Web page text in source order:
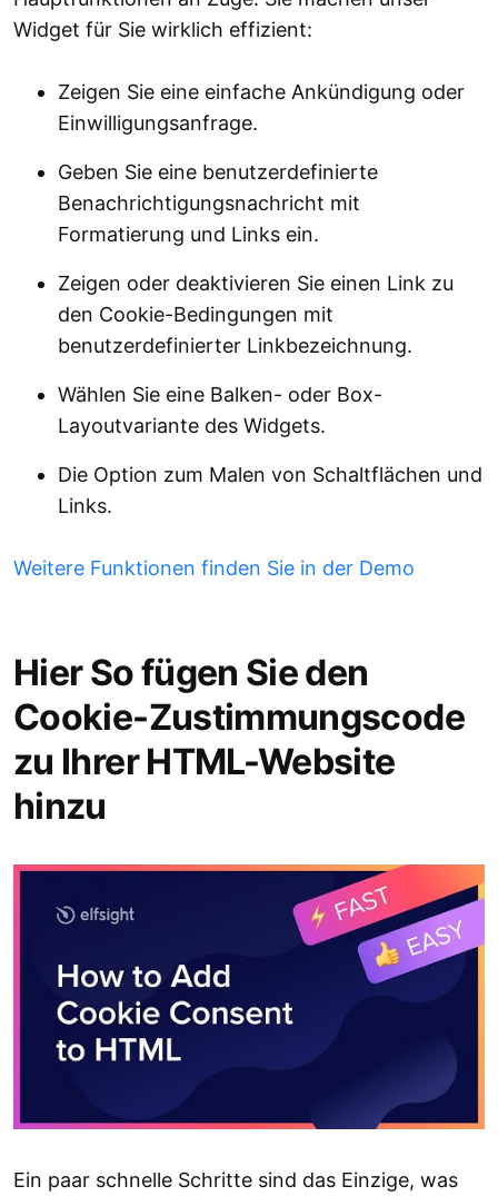
Widget für Sie wirklich effizient:
Zeigen Sie eine einfache Ankündigung oder
Einwilligungsanfrage.
Geben Sie eine benutzerdefinierte
Benachrichtigungsnachricht mit
Formatierung und Links ein.
Zeigen oder deaktivieren Sie einen Link zu
den Cookie-Bedingungen mit
benutzerdefinierter Linkbezeichnung.
Wählen Sie eine Balken- oder Box-
Layoutvariante des Widgets.
Die Option zum Malen von Schaltflächen und
Links.
Weitere Funktionen finden Sie in der Demo
Hier So fügen Sie den
Cookie-Zustimmungscode
zu Ihrer HTML-Website
hinzu
Ein paar schnelle Schritte sind das Einzige, was